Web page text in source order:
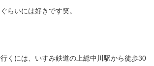
らいには好きです笑。
くには、いすみ鉄道の上総中川駅から徒歩30